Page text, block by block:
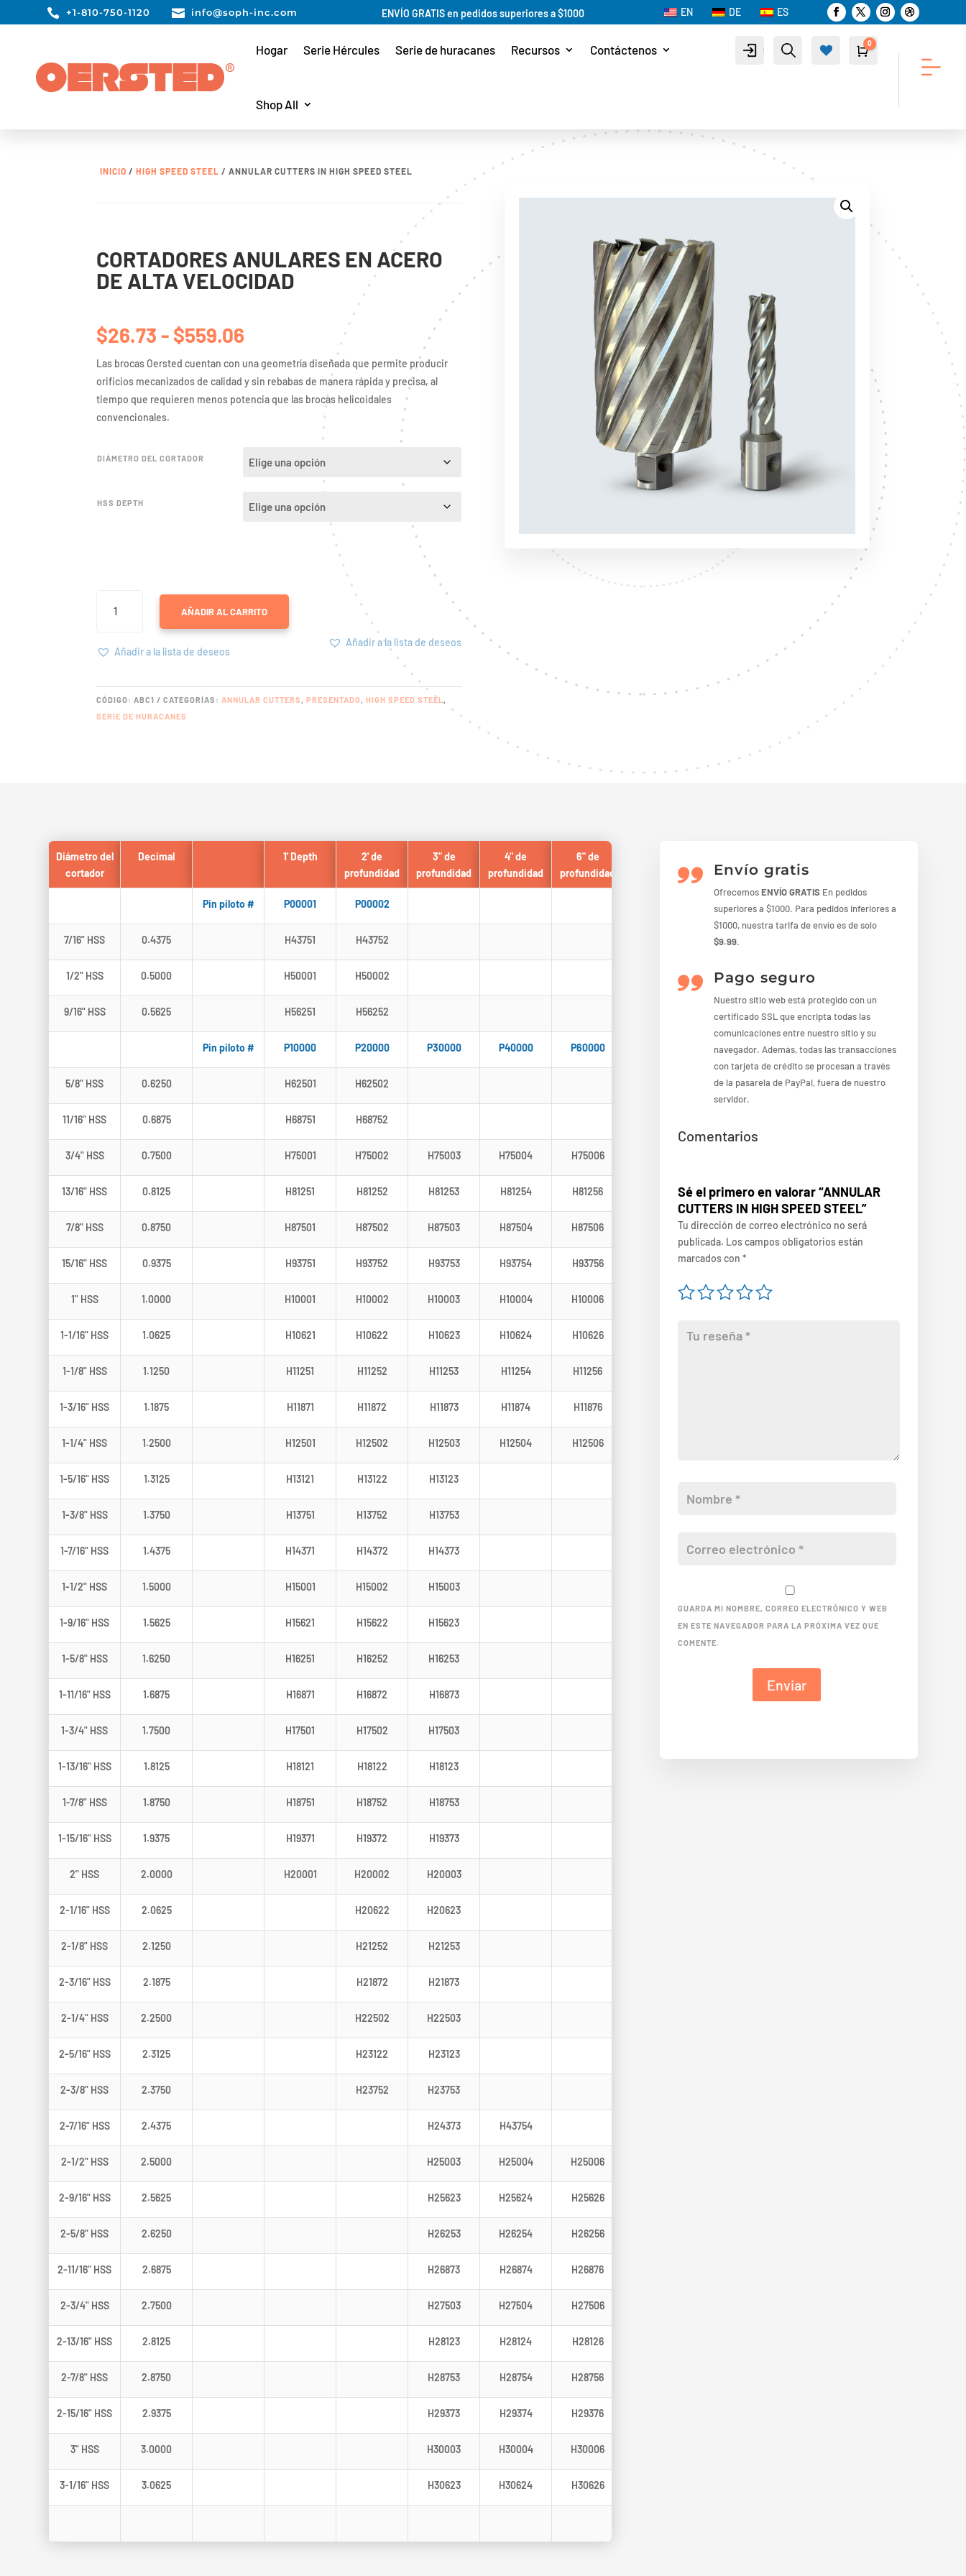
 +1-810-750-1120  info@soph-inc.com ENVÍO GRATIS en pedidos superiores a $1000 EN DE ES
Hogar Serie Hércules Serie de huracanes Recursos Contáctenos
Shop All
Cuenta
Buscar
Carro
0
0.00
INICIO /HIGH SPEED STEEL / ANNULAR CUTTERS IN HIGH SPEED STEEL
CORTADORES ANULARES EN ACERO
DE ALTA VELOCIDAD
$26.73 - $559.06
precios:
desde
$26.73
Las brocas Oersted cuentan con una geometría diseñada que permite producir
orificios mecanizados de calidad y sin rebabas de manera rápida y precisa, al
tiempo que requieren menos potencia que las brocas helicoidales
convencionales.
DIÁMETRO DEL CORTADOR
HSS DEPTH
CUTTERS
HIGH
CANTIDAD
AÑADIR AL CARRITO
Añadir a la lista de deseos
Añadir a la lista de deseos
CÓDIGO:ABC1 CATEGORÍAS:ANNULAR CUTTERS ,PRESENTADO,HIGH SPEED STEEL,
SERIE DE HURACANES
Diámetro del
cortador
Decimal 1' Depth
2' de
profundidad
3" de
profundidad
4" de
profundidad
6" de
profundidad
Pin piloto # P00001 P00002
7/16" HSS 0.4375 H43751 H43752
1/2" HSS 0.5000 H50001 H50002
9/16" HSS 0.5625 H56251 H56252
Pin piloto # P10000 P20000 P30000 P40000 P60000
5/8" HSS 0.6250 H62501 H62502
11/16" HSS 0.6875 H68751 H68752
3/4" HSS 0.7500 H75001 H75002 H75003 H75004 H75006
13/16" HSS 0.8125 H81251 H81252 H81253 H81254 H81256
7/8" HSS 0.8750 H87501 H87502 H87503 H87504 H87506
15/16" HSS 0.9375 H93751 H93752 H93753 H93754 H93756
1" HSS 1.0000 H10001 H10002 H10003 H10004 H10006
1-1/16" HSS 1.0625 H10621 H10622 H10623 H10624 H10626
1-1/8" HSS 1.1250 H11251 H11252 H11253 H11254 H11256
1-3/16" HSS 1.1875 H11871 H11872 H11873 H11874 H11876
1-1/4" HSS 1.2500 H12501 H12502 H12503 H12504 H12506
1-5/16" HSS 1.3125 H13121 H13122 H13123
1-3/8" HSS 1.3750 H13751 H13752 H13753
1-7/16" HSS 1.4375 H14371 H14372 H14373
1-1/2" HSS 1.5000 H15001 H15002 H15003
1-9/16" HSS 1.5625 H15621 H15622 H15623
1-5/8" HSS 1.6250 H16251 H16252 H16253
1-11/16" HSS 1.6875 H16871 H16872 H16873
1-3/4" HSS 1.7500 H17501 H17502 H17503
1-13/16" HSS 1.8125 H18121 H18122 H18123
1-7/8" HSS 1.8750 H18751 H18752 H18753
1-15/16" HSS 1.9375 H19371 H19372 H19373
2" HSS 2.0000 H20001 H20002 H20003
2-1/16" HSS 2.0625 H20622 H20623
2-1/8" HSS 2.1250 H21252 H21253
2-3/16" HSS 2.1875 H21872 H21873
2-1/4" HSS 2.2500 H22502 H22503
2-5/16" HSS 2.3125 H23122 H23123
2-3/8" HSS 2.3750 H23752 H23753
2-7/16" HSS 2.4375 H24373 H43754
2-1/2" HSS 2.5000 H25003 H25004 H25006
2-9/16" HSS 2.5625 H25623 H25624 H25626
2-5/8" HSS 2.6250 H26253 H26254 H26256
2-11/16" HSS 2.6875 H26873 H26874 H26876
2-3/4" HSS 2.7500 H27503 H27504 H27506
2-13/16" HSS 2.8125 H28123 H28124 H28126
2-7/8" HSS 2.8750 H28753 H28754 H28756
2-15/16" HSS 2.9375 H29373 H29374 H29376
3" HSS 3.0000 H30003 H30004 H30006
3-1/16" HSS 3.0625 H30623 H30624 H30626
Envío gratis
OfrecemosENVÍO GRATIS En pedidos
superiores a $1000. Para pedidos inferiores a
$1000, nuestra tarifa de envío es de solo
$9.99.
Pago seguro
Nuestro sitio web está protegido con un
certificado SSL que encripta todas las
comunicaciones entre nuestro sitio y su
navegador. Además, todas las transacciones
con tarjeta de crédito se procesan a través
de la pasarela de PayPal, fuera de nuestro
servidor.
Comentarios
Sé el primero en valorar “ANNULAR
CUTTERS IN HIGH SPEED STEEL”
Tu dirección de correo electrónico no será
publicada. Los campos obligatorios están
marcados con *
GUARDA MI NOMBRE, CORREO ELECTRÓNICO Y WEB
EN ESTE NAVEGADOR PARA LA PRÓXIMA VEZ QUE
COMENTE.
Enviar